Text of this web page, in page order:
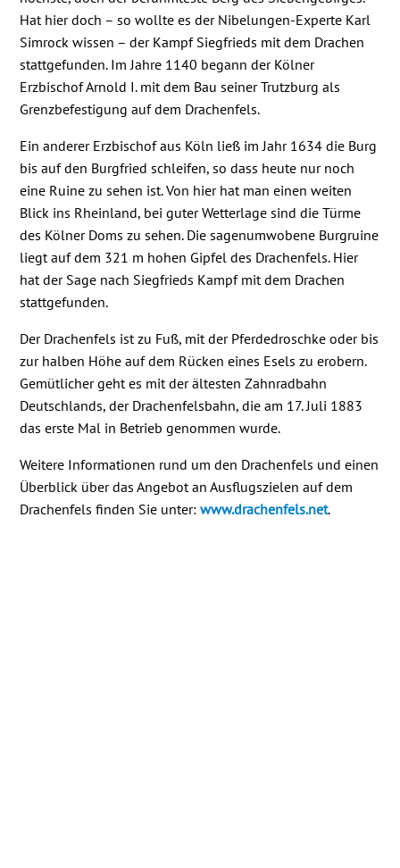
Hat hier doch – so wollte es der Nibelungen-Experte Karl
Simrock wissen – der Kampf Siegfrieds mit dem Drachen
stattgefunden. Im Jahre 1140 begann der Kölner
Erzbischof Arnold I. mit dem Bau seiner Trutzburg als
Grenzbefestigung auf dem Drachenfels.
Ein anderer Erzbischof aus Köln ließ im Jahr 1634 die Burg
bis auf den Burgfried schleifen, so dass heute nur noch
eine Ruine zu sehen ist. Von hier hat man einen weiten
Blick ins Rheinland, bei guter Wetterlage sind die Türme
des Kölner Doms zu sehen. Die sagenumwobene Burgruine
liegt auf dem 321 m hohen Gipfel des Drachenfels. Hier
hat der Sage nach Siegfrieds Kampf mit dem Drachen
stattgefunden.
Der Drachenfels ist zu Fuß, mit der Pferdedroschke oder bis
zur halben Höhe auf dem Rücken eines Esels zu erobern.
Gemütlicher geht es mit der ältesten Zahnradbahn
Deutschlands, der Drachenfelsbahn, die am 17. Juli 1883
das erste Mal in Betrieb genommen wurde.
Weitere Informationen rund um den Drachenfels und einen
Überblick über das Angebot an Ausflugszielen auf dem
Drachenfels finden Sie unter: www.drachenfels.net.